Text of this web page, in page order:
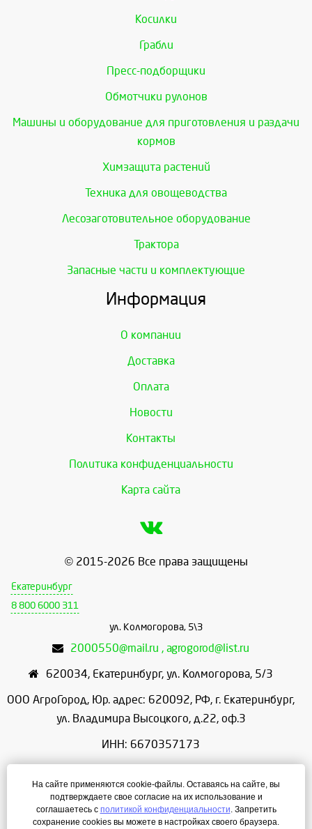
Косилки
Грабли
Пресс-подборщики
Обмотчики рулонов
Машины и оборудование для приготовления и раздачи
кормов
Химзащита растений
Техника для овощеводства
Лесозаготовительное оборудование
Трактора
Запасные части и комплектующие
Информация
О компании
Доставка
Оплата
Новости
Контакты
Политика конфиденциальности
Карта сайта
© 2015-2026 Все права защищены
Екатеринбург
8 800 6000 311
ул. Колмогорова, 5\3
2000550@mail.ru , agrogorod@list.ru
620034, Екатеринбург, ул. Колмогорова, 5/3
ООО АгроГород, Юр. адрес: 620092, РФ, г. Екатеринбург,
ул. Владимира Высоцкого, д.22, оф.3
ИНН: 6670357173
ОГРН: 1156658086166
Режим работы: с 9:00 до 18:00
На сайте применяются cookie-файлы. Оставаясь на сайте, вы
подтверждаете свое согласие на их использование и
соглашаетесь с политикой конфиденциальности. Запретить
сохранение cookies вы можете в настройках своего браузера.